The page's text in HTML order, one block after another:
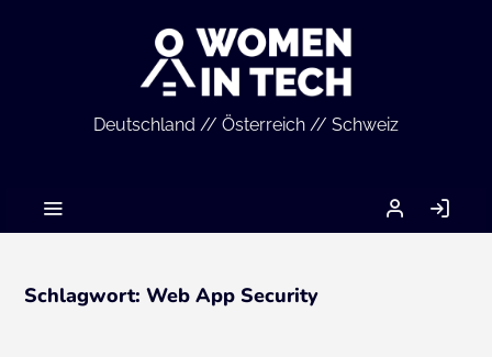
Deutschland // Österreich // Schweiz
MEIN
ACCOUNT
Schlagwort:Web App Security